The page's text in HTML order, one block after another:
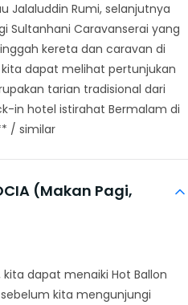
Jalaluddin Rumi, selanjutnya
Sultanhani Caravanserai yang
kereta dan caravan di
kita dapat melihat pertunjukan
tarian tradisional dari
in hotel istirahat Bermalam di
/ similar
(Makan Pagi,
dapat menaiki Hot Ballon
kita mengunjungi